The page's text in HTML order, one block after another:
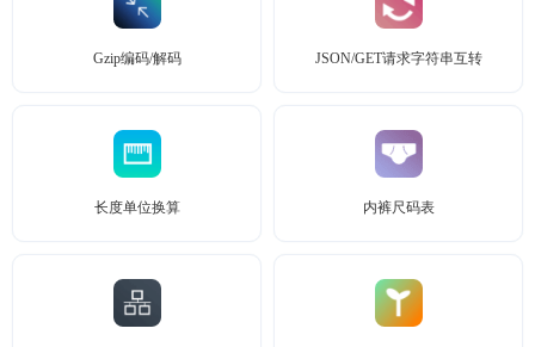
Gzip编码/解码 JSON/GET请求字符串互转
长度单位换算 内裤尺码表